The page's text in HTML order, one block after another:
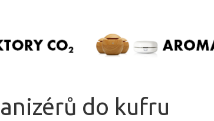
do kufru